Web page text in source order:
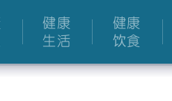
健康
生活
健康
饮食